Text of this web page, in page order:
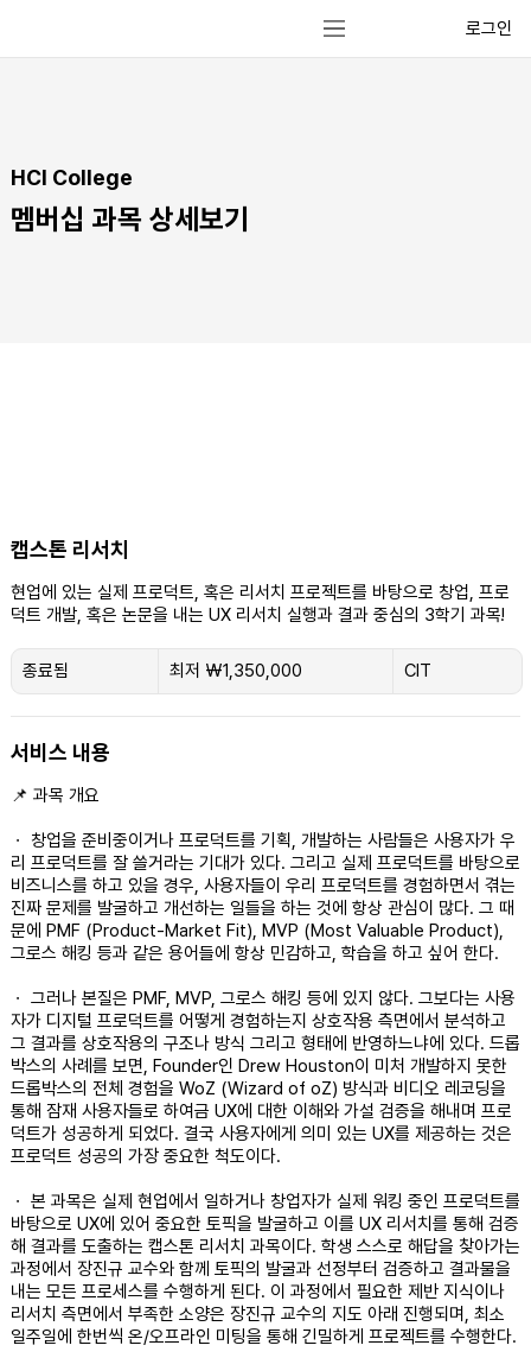
로그인
HCI College
멤버십 과목 상세보기
캡스톤 리서치
현업에 있는 실제 프로덕트, 혹은 리서치 프로젝트를 바탕으로 창업, 프로
덕트 개발, 혹은 논문을 내는 UX 리서치 실행과 결과 중심의 3학기 과목!
종료됨
료
됨
저
한
최저 ₩1,350,000 CIT
서비스 내용
📌 과목 개요
ㆍ 창업을 준비중이거나 프로덕트를 기획, 개발하는 사람들은 사용자가 우
리 프로덕트를 잘 쓸거라는 기대가 있다. 그리고 실제 프로덕트를 바탕으로
비즈니스를 하고 있을 경우, 사용자들이 우리 프로덕트를 경험하면서 겪는
진짜 문제를 발굴하고 개선하는 일들을 하는 것에 항상 관심이 많다. 그 때
문에 PMF (Product-Market Fit), MVP (Most Valuable Product),
그로스 해킹 등과 같은 용어들에 항상 민감하고, 학습을 하고 싶어 한다.
ㆍ 그러나 본질은 PMF, MVP, 그로스 해킹 등에 있지 않다. 그보다는 사용
자가 디지털 프로덕트를 어떻게 경험하는지 상호작용 측면에서 분석하고
그 결과를 상호작용의 구조나 방식 그리고 형태에 반영하느냐에 있다. 드롭
박스의 사례를 보면, Founder인 Drew Houston이 미처 개발하지 못한
드롭박스의 전체 경험을 WoZ (Wizard of oZ) 방식과 비디오 레코딩을
통해 잠재 사용자들로 하여금 UX에 대한 이해와 가설 검증을 해내며 프로
덕트가 성공하게 되었다. 결국 사용자에게 의미 있는 UX를 제공하는 것은
프로덕트 성공의 가장 중요한 척도이다.
ㆍ 본 과목은 실제 현업에서 일하거나 창업자가 실제 워킹 중인 프로덕트를
바탕으로 UX에 있어 중요한 토픽을 발굴하고 이를 UX 리서치를 통해 검증
해 결과를 도출하는 캡스톤 리서치 과목이다. 학생 스스로 해답을 찾아가는
과정에서 장진규 교수와 함께 토픽의 발굴과 선정부터 검증하고 결과물을
내는 모든 프로세스를 수행하게 된다. 이 과정에서 필요한 제반 지식이나
리서치 측면에서 부족한 소양은 장진규 교수의 지도 아래 진행되며, 최소
일주일에 한번씩 온/오프라인 미팅을 통해 긴밀하게 프로젝트를 수행한다.